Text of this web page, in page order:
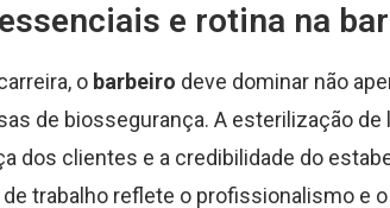
e rotina na
o barbeiro deve dominar não
de biossegurança. A esterilização de
dos clientes e a credibilidade do
trabalho reflete o profissionalismo e